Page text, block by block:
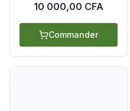
10 000,00 CFA
Commander